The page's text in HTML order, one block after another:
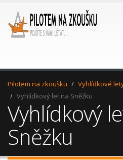
Pilotem na zkoušku Vyhlídkové
Vyhlídkový let na Sněžku
Vyhlídkový
Sněžku